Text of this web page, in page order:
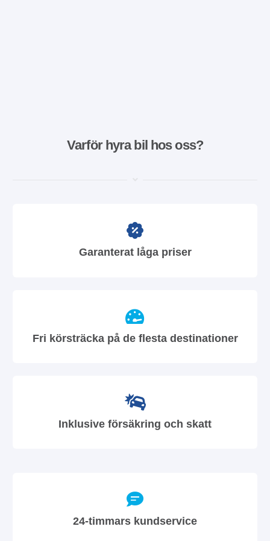
Varför hyra bil hos oss?
Garanterat låga priser
Fri körsträcka på de flesta destinationer
Inklusive försäkring och skatt
24-timmars kundservice